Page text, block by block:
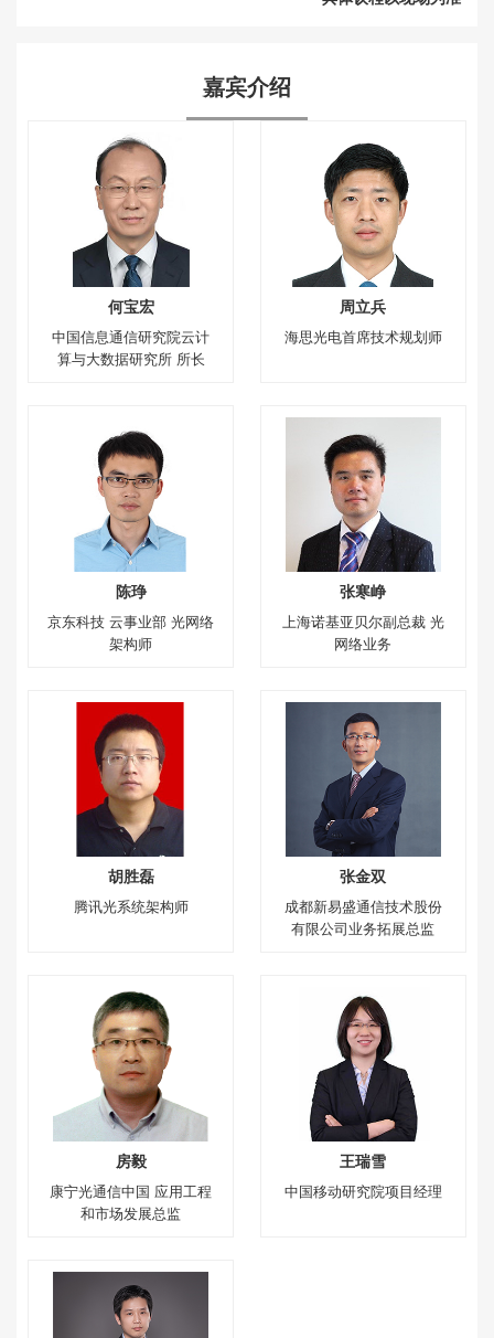
嘉宾介绍
何宝宏
中国信息通信研究院云计
算与大数据研究所 所长
周立兵
海思光电首席技术规划师
陈琤
京东科技 云事业部 光网络
架构师
张寒峥
上海诺基亚贝尔副总裁 光
网络业务
胡胜磊
腾讯光系统架构师
张金双
成都新易盛通信技术股份
有限公司业务拓展总监
房毅
康宁光通信中国 应用工程
和市场发展总监
王瑞雪
中国移动研究院项目经理